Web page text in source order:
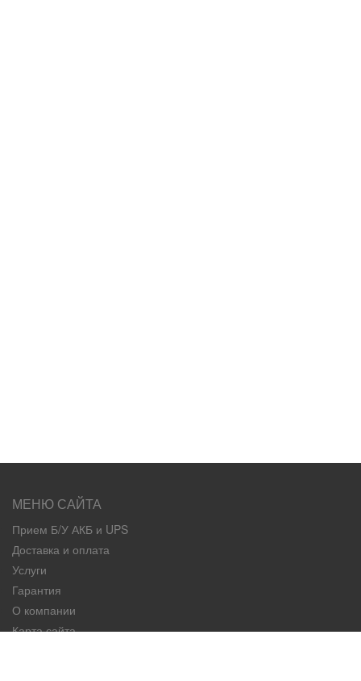
МЕНЮ САЙТА
Прием Б/У АКБ и UPS
Доставка и оплата
Услуги
Гарантия
О компании
Карта сайта